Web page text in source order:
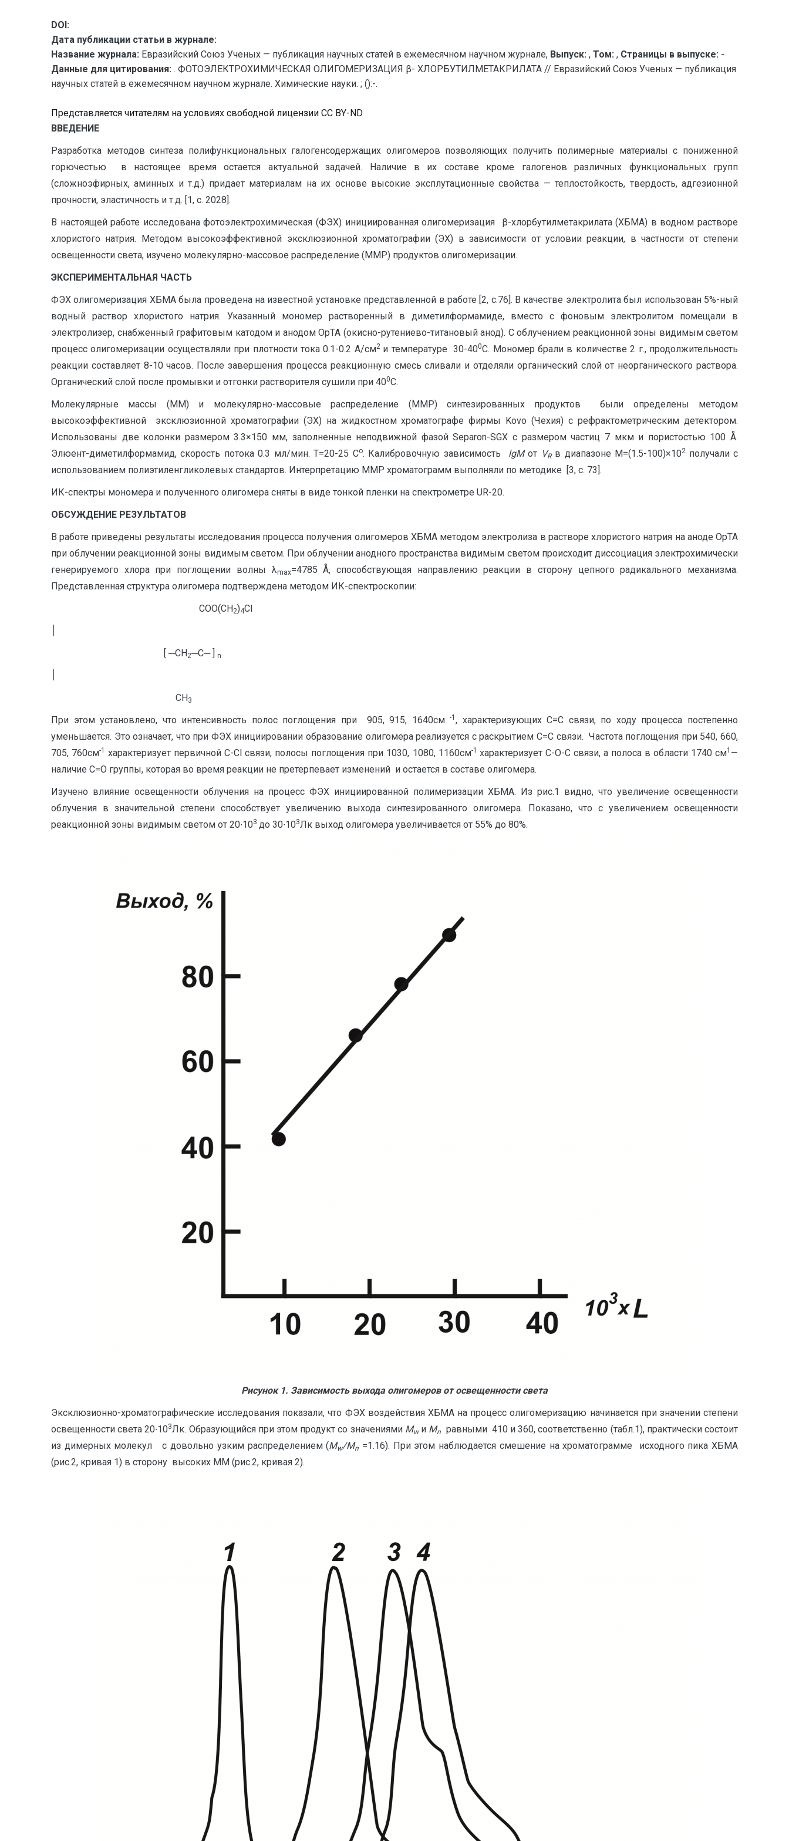
DOI:
Дата публикации статьи в журнале:
Название журнала: Евразийский Союз Ученых — публикация научных статей в ежемесячном научном журнале, Выпуск: , Том: , Страницы в выпуске: -
Данные для цитирования: . ФОТОЭЛЕКТРОХИМИЧЕСКАЯ ОЛИГОМЕРИЗАЦИЯ β- ХЛОРБУТИЛМЕТАКРИЛАТА // Евразийский Союз Ученых — публикация
научных статей в ежемесячном научном журнале. Химические науки. ; ():-.
Представляется читателям на условиях свободной лицензии CC BY-ND
ВВЕДЕНИЕ
Разработка методов синтеза полифункциональных галогенсодержащих олигомеров позволяющих получить полимерные материалы с пониженной
горючестью в настоящее время остается актуальной задачей. Наличие в их составе кроме галогенов различных функциональных групп
(сложноэфирных, аминных и т.д.) придает материалам на их основе высокие эксплутационные свойства — теплостойкость, твердость, адгезионной
прочности, эластичность и т.д. [1, с. 2028].
В настоящей работе исследована фотоэлектрохимическая (ФЭХ) инициированная олигомеризация β-хлорбутилметакрилата (ХБМА) в водном растворе
хлористого натрия. Методом высокоэффективной эксклюзионной хроматографии (ЭХ) в зависимости от условии реакции, в частности от степени
освещенности света, изучено молекулярно-массовое распределение (ММР) продуктов олигомеризации.
ЭКСПЕРИМЕНТАЛЬНАЯ ЧАСТЬ
ФЭХ олигомеризация ХБМА была проведена на известной установке представленной в работе [2, с.76]. В качестве электролита был использован 5%-ный
водный раствор хлористого натрия. Указанный мономер растворенный в диметилформамиде, вместо с фоновым электролитом помещали в
электролизер, снабженный графитовым катодом и анодом ОрТА (окисно-рутениево-титановый анод). С облучением реакционной зоны видимым светом
процесс олигомеризации осуществляли при плотности тока 0.1-0.2 А/см2 и температуре 30-400С. Мономер брали в количестве 2 г., продолжительность
реакции составляет 8-10 часов. После завершения процесса реакционную смесь сливали и отделяли органический слой от неорганического раствора.
Органический слой после промывки и отгонки растворителя сушили при 400С.
Молекулярные массы (ММ) и молекулярно-массовые распределение (ММР) синтезированных продуктов были определены методом
высокоэффективной эксклюзионной хроматографии (ЭХ) на жидкостном хроматографе фирмы Kovo (Чехия) c рефрактометрическим детектором.
Использованы две колонки размером 3.3×150 мм, заполненные неподвижной фазой Separon-SGX с размером частиц 7 мкм и пористостью 100 Å.
Элюент-диметилформамид, скорость потока 0.3 мл/мин. Т=20-25 Со. Калибровочную зависимость lgMот VRв диапазоне М=(1.5-100)×102 получали с
использованием полиэтиленгликолевых стандартов. Интерпретацию ММР хроматограмм выполняли по методике [3, с. 73].
ИК-спектры мономера и полученного олигомера сняты в виде тонкой пленки на спектрометре UR-20.
ОБСУЖДЕНИЕ РЕЗУЛЬТАТОВ
В работе приведены результаты исследования процесса получения олигомеров ХБМА методом электролиза в растворе хлористого натрия на аноде ОрТА
при облучении реакционной зоны видимым светом. При облучении анодного пространства видимым светом происходит диссоциация электрохимически
генерируемого хлора при поглощении волны λmax=4785 Å, способствующая направлению реакции в сторону цепного радикального механизма.
Представленная структура олигомера подтверждена методом ИК-спектроскопии:
COO(CH2)4Cl
[ ─CH2─C─ ] n
CH3
При этом установлено, что интенсивность полос поглощения при 905, 915, 1640см-1 , характеризующих С=C связи, по ходу процесса постепенно
уменьшается. Это означает, что при ФЭХ инициировании образование олигомера реализуется с раскрытием С=С связи. Частота поглощения при 540, 660,
705, 760см-1 характеризует первичной C-Cl связи, полосы поглощения при 1030, 1080, 1160см-1 характеризует С-О-С связи, а полоса в области 1740 см1 —
наличие С=О группы, которая во время реакции не претерпевает изменений и остается в составе олигомера.
Изучено влияние освещенности облучения на процесс ФЭХ инициированной полимеризации ХБМА. Из рис.1 видно, что увеличение освещенности
облучения в значительной степени способствует увеличению выхода синтезированного олигомера. Показано, что с увеличением освещенности
реакционной зоны видимым светом от 20∙103 до 30∙103Лк выход олигомера увеличивается от 55% до 80%.
Рисунок 1. Зависимость выхода олигомеров от освещенности света
Эксклюзионно-хроматографические исследования показали, что ФЭХ воздействия ХБМА на процесс олигомеризацию начинается при значении степени
освещенности света 20∙103Лк. Образующийся при этом продукт со значениями Mwи Mn
равными 410 и 360, соответственно (табл.1), практически состоит
из димерных молекул с довольно узким распределением (Mw/Мn =1.16). При этом наблюдается смешение на хроматограмме исходного пика ХБМА
(рис.2, кривая 1) в сторону высоких ММ (рис.2, кривая 2).